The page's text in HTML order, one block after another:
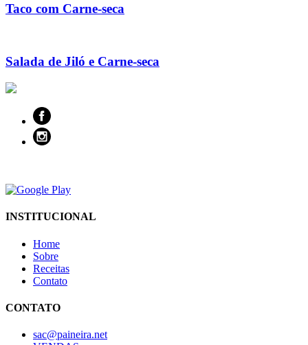
Taco com Carne-seca
Salada de Jiló e Carne-seca
INSTITUCIONAL
Home
Sobre
Receitas
Contato
CONTATO
sac@paineira.net